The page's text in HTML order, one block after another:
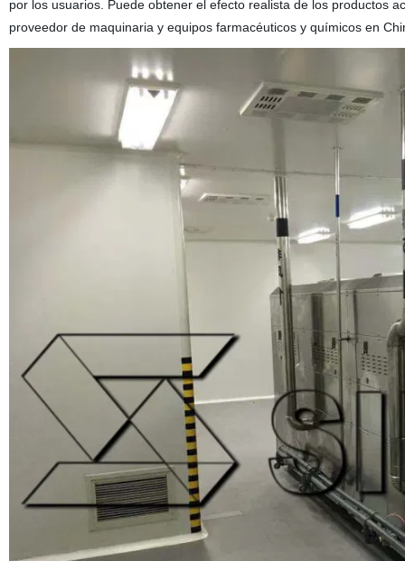
por los usuarios. Puede obtener el efecto realista de los productos
proveedor de maquinaria y equipos farmacéuticos y químicos en